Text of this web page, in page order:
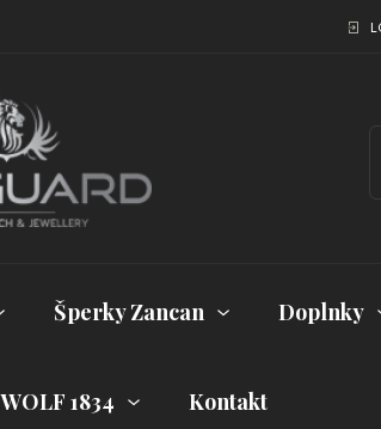
Šperky Zancan Doplnky
WOLF 1834 Kontakt